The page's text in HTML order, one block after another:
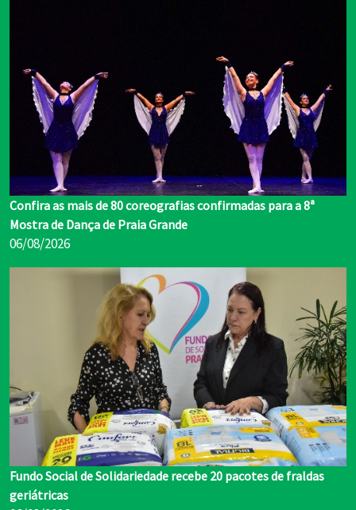
Confira as mais de 80 coreografias confirmadas para a 8ª
Mostra de Dança de Praia Grande
06/08/2026
Fundo Social de Solidariedade recebe 20 pacotes de fraldas
geriátricas